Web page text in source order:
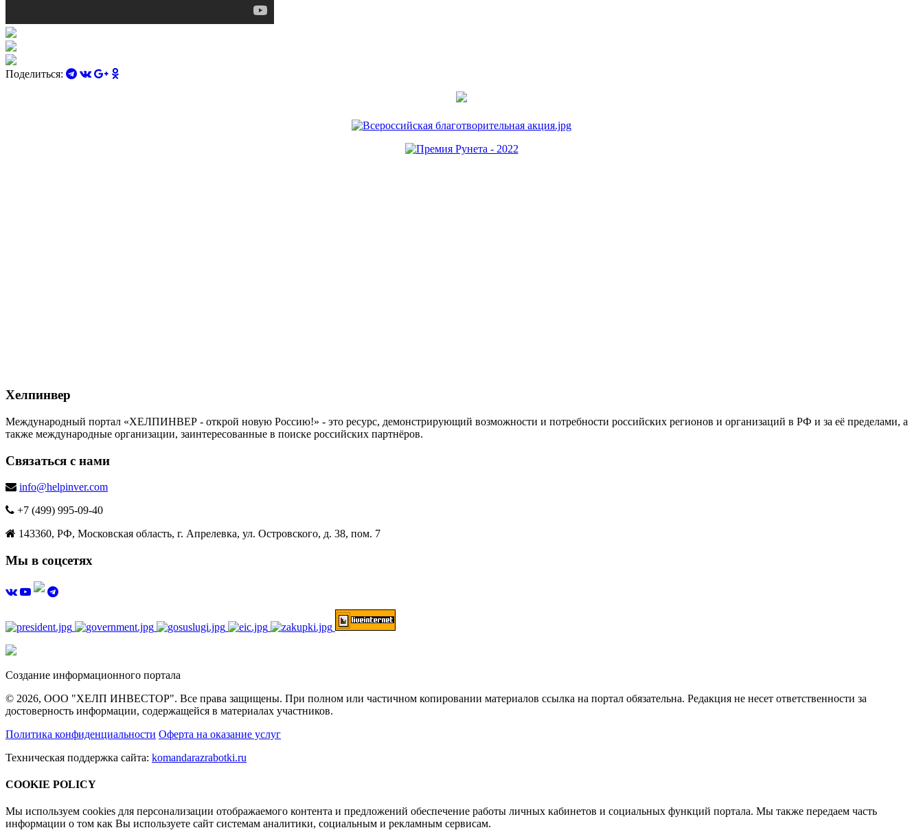
Поделиться:
Хелпинвер
Международный портал «ХЕЛПИНВЕР - открой новую Россию!» - это ресурс, демонстрирующий возможности и потребности российских регионов и организаций в РФ и за её пределами, а
также международные организации, заинтересованные в поиске российских партнёров.
Связаться с нами
info@helpinver.com
+7 (499) 995-09-40
143360, РФ, Московская область, г. Апрелевка, ул. Островского, д. 38, пом. 7
Мы в соцсетях
Создание информационного портала
© 2026, ООО "ХЕЛП ИНВЕСТОР". Все права защищены. При полном или частичном копировании материалов ссылка на портал обязательна. Редакция не несет ответственности за
достоверность информации, содержащейся в материалах участников.
Политика конфиденциальности Оферта на оказание услуг
Техническая поддержка сайта: komandarazrabotki.ru
COOKIE POLICY
Мы используем cookies для персонализации отображаемого контента и предложений обеспечение работы личных кабинетов и социальных функций портала. Мы также передаем часть
информации о том как Вы используете сайт системам аналитики, социальным и рекламным сервисам.